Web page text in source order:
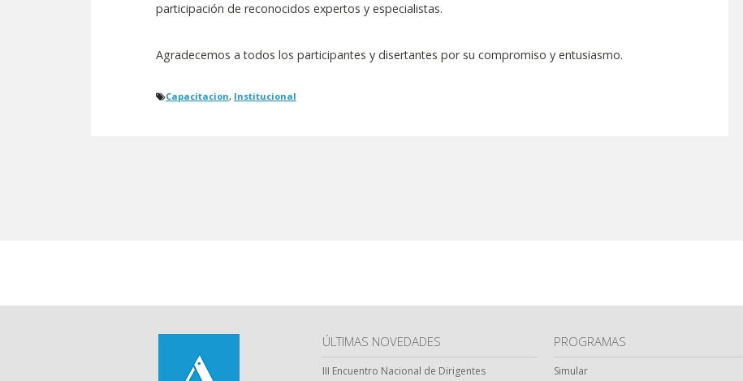
participación de reconocidos expertos y especialistas.
Agradecemos a todos los participantes y disertantes por su compromiso y entusiasmo.
Capacitacion, Institucional
ÚLTIMAS NOVEDADES
III Encuentro Nacional de Dirigentes
PROGRAMAS
Simular